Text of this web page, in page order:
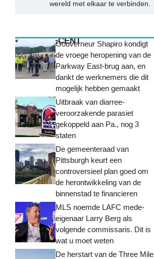
wereld met elkaar te verbinden.
MEEST RECENTGouverneur Shapiro kondigt
de vroege heropening van de
Parkway East-brug aan, en
dankt de werknemers die dit
mogelijk hebben gemaakt
Uitbraak van diarree-
veroorzakende parasiet
gekoppeld aan Pa., nog 3
staten
De gemeenteraad van
Pittsburgh keurt een
controversieel plan goed om
de herontwikkeling van de
binnenstad te financieren
MLS noemde LAFC mede-
eigenaar Larry Berg als
volgende commissaris. Dit is
wat u moet weten
De herstart van de Three Mile